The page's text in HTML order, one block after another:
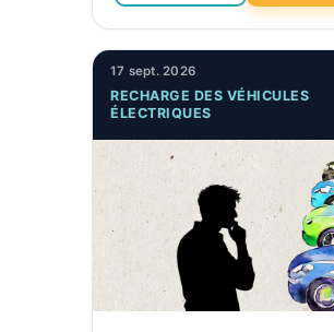
17 sept. 2026
RECHARGE DES VÉHICULES
ÉLECTRIQUES